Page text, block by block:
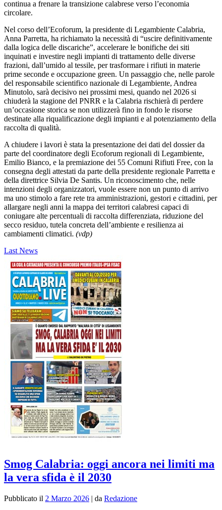
continua a frenare la transizione calabrese verso l’economia
circolare.
Nel corso dell’Ecoforum, la presidente di Legambiente Calabria,
Anna Parretta, ha richiamato la necessità di “uscire definitivamente
dalla logica delle discariche”, accelerare le bonifiche dei siti
inquinati e investire negli impianti di trattamento delle diverse
frazioni, dall’umido al tessile, per trasformare i rifiuti in materie
prime seconde e occupazione green. Un passaggio che, nelle parole
del responsabile scientifico nazionale di Legambiente, Andrea
Minutolo, sarà decisivo nei prossimi mesi, quando nel 2026 si
chiuderà la stagione del PNRR e la Calabria rischierà di perdere
un’occasione storica se non utilizzerà fino in fondo le risorse
destinate alla riqualificazione degli impianti e al potenziamento della
raccolta di qualità.​
A chiudere i lavori è stata la presentazione dei dati del dossier da
parte del coordinatore degli Ecoforum regionali di Legambiente,
Emilio Bianco, e la premiazione dei 55 Comuni Rifiuti Free, con la
consegna degli attestati da parte della presidente regionale Parretta e
della direttrice Silvia De Santis. Un riconoscimento che, nelle
intenzioni degli organizzatori, vuole essere non un punto di arrivo
ma uno stimolo a fare rete tra amministrazioni, gestori e cittadini, per
allargare negli anni la mappa dei territori calabresi capaci di
coniugare alte percentuali di raccolta differenziata, riduzione del
secco residuo, tutela concreta dell’ambiente e resilienza ai
cambiamenti climatici.​ (vdp)
Last News
Smog Calabria: oggi ancora nei limiti ma
la vera sfida è il 2030
Pubblicato il 2 Marzo 2026 | da Redazione